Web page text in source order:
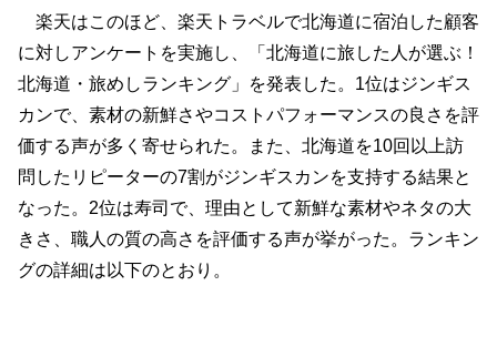
楽天はこのほど、楽天トラベルで北海道に宿泊した顧客
に対しアンケートを実施し、「北海道に旅した人が選ぶ！
北海道・旅めしランキング」を発表した。1位はジンギス
カンで、素材の新鮮さやコストパフォーマンスの良さを評
価する声が多く寄せられた。また、北海道を10回以上訪
問したリピーターの7割がジンギスカンを支持する結果と
なった。2位は寿司で、理由として新鮮な素材やネタの大
きさ、職人の質の高さを評価する声が挙がった。ランキン
グの詳細は以下のとおり。